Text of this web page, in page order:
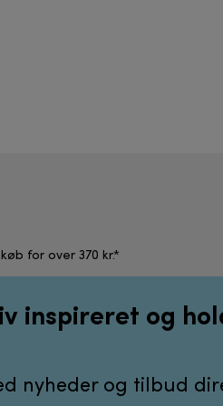
for over 370 kr.*
inspireret og
nyheder og tilbud